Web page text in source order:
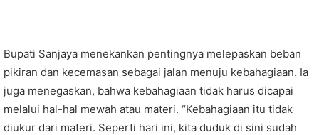
Bupati Sanjaya menekankan pentingnya melepaskan beban
pikiran dan kecemasan sebagai jalan menuju kebahagiaan. Ia
juga menegaskan, bahwa kebahagiaan tidak harus dicapai
melalui hal-hal mewah atau materi. “Kebahagiaan itu tidak
diukur dari materi. Seperti hari ini, kita duduk di sini sudah